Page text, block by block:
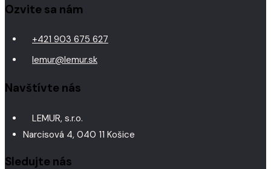
Ozvite sa nám
+421 903 675 627
lemur@lemur.sk
Navštívte nás
LEMUR, s.r.o.
Narcisová 4, 040 11 Košice
Sledujte nás